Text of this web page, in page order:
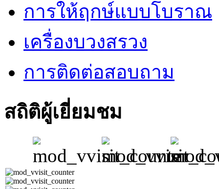
การให้ฤกษ์แบบโบราณ
เครื่องบวงสรวง
การติดต่อสอบถาม
สถิติผู้เยี่ยมชม